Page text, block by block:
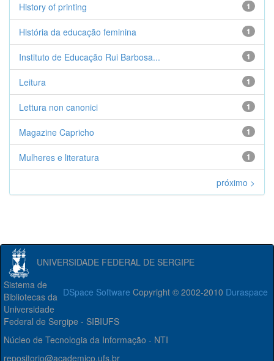
1
History of printing
1
História da educação feminina
1
Instituto de Educação Rui Barbosa...
1
Leitura
1
Lettura non canonici
1
Magazine Capricho
1
Mulheres e literatura
próximo >
UNIVERSIDADE FEDERAL DE SERGIPE
DSpace Software Copyright © 2002-2010 Duraspace
Sistema de
Bibliotecas da
Universidade
Federal de Sergipe - SIBIUFS
Núcleo de Tecnologia da Informação - NTI
repositorio@academico.ufs.br